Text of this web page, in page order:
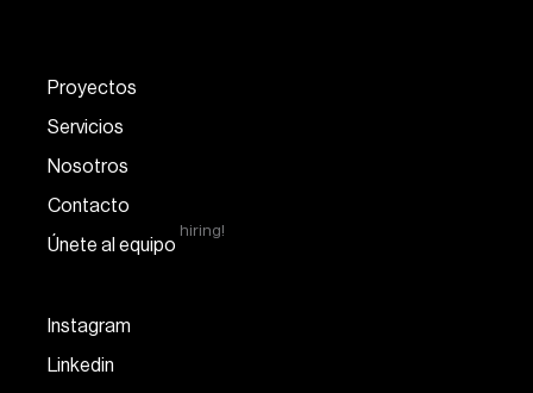
Proyectos
Servicios
Nosotros
Contacto
Únete al equipo
hiring!
Instagram
Linkedin